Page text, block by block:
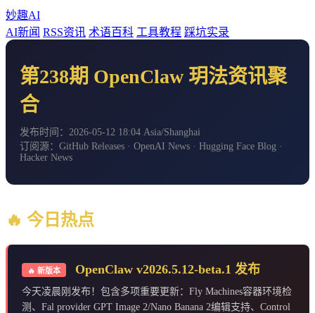
妙趣AI
AI新闻 RSS资讯 术语百科 工具教程 踩坑实录
第238期 OpenClaw 玥法资讯聚
合
发布时间：2026-05-12 18:04 Asia/Shanghai
订阅源：GitHub Releases · OpenAI News · Hugging Face Blog ·
Hacker News
🔥 今日热点
🔥 新版本 OpenClaw v2026.5.12-beta.1 发布
今天凌晨刚发布！包含多项重要更新：Fly Machines容器环境检
测、Fal provider GPT Image 2/Nano Banana 2编辑支持、Control